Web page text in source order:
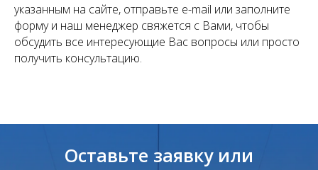
указанным на сайте, отправьте e-mail или заполните
форму и наш менеджер свяжется с Вами, чтобы
обсудить все интересующие Вас вопросы или просто
получить консультацию.
Оставьте заявку или